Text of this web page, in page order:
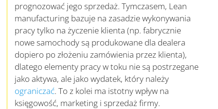
prognozować jego sprzedaż. Tymczasem, Lean
manufacturing bazuje na zasadzie wykonywania
pracy tylko na życzenie klienta (np. fabrycznie
nowe samochody są produkowane dla dealera
dopiero po złożeniu zamówienia przez klienta),
dlatego elementy pracy w toku nie są postrzegane
jako aktywa, ale jako wydatek, który należy
ograniczać. To z kolei ma istotny wpływ na
księgowość, marketing i sprzedaż firmy.